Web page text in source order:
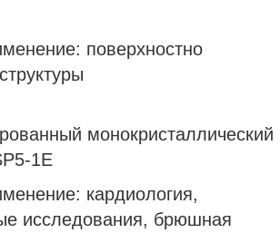
поверхностно
монокристаллический
1E
кардиология,
исследования, брюшная